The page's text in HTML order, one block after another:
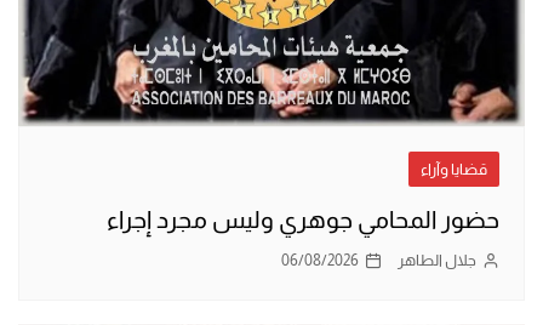
قضايا وآراء
حضور المحامي جوهري وليس مجرد إجراء
جلال الطاهر 06/08/2026